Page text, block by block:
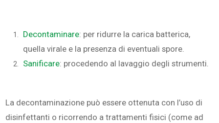
Decontaminare: per ridurre la carica batterica,
quella virale e la presenza di eventuali spore.
Sanificare: procedendo al lavaggio degli strumenti.
La decontaminazione può essere ottenuta con l’uso di
disinfettanti o ricorrendo a trattamenti fisici (come ad